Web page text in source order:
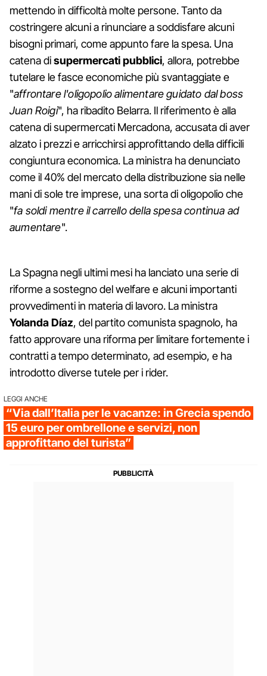
mettendo in difficoltà molte persone. Tanto da
costringere alcuni a rinunciare a soddisfare alcuni
bisogni primari, come appunto fare la spesa. Una
catena disupermercati pubblici, allora, potrebbe
tutelare le fasce economiche più svantaggiate e
"affrontare l'oligopolio alimentare guidato dal boss
Juan Roigi", ha ribadito Belarra. Il riferimento è alla
catena di supermercati Mercadona, accusata di aver
alzato i prezzi e arricchirsi approfittando della difficili
congiuntura economica. La ministra ha denunciato
come il 40% del mercato della distribuzione sia nelle
mani di sole tre imprese, una sorta di oligopolio che
"fa soldi mentre il carrello della spesa continua ad
aumentare".
La Spagna negli ultimi mesi ha lanciato una serie di
riforme a sostegno del welfare e alcuni importanti
provvedimenti in materia di lavoro. La ministra
Yolanda Díaz, del partito comunista spagnolo, ha
fatto approvare una riforma per limitare fortemente i
contratti a tempo determinato, ad esempio, e ha
introdotto diverse tutele per i rider.
LEGGI ANCHE
“Via dall’Italia per le vacanze: in Grecia spendo
15 euro per ombrellone e servizi, non
approfittano del turista”